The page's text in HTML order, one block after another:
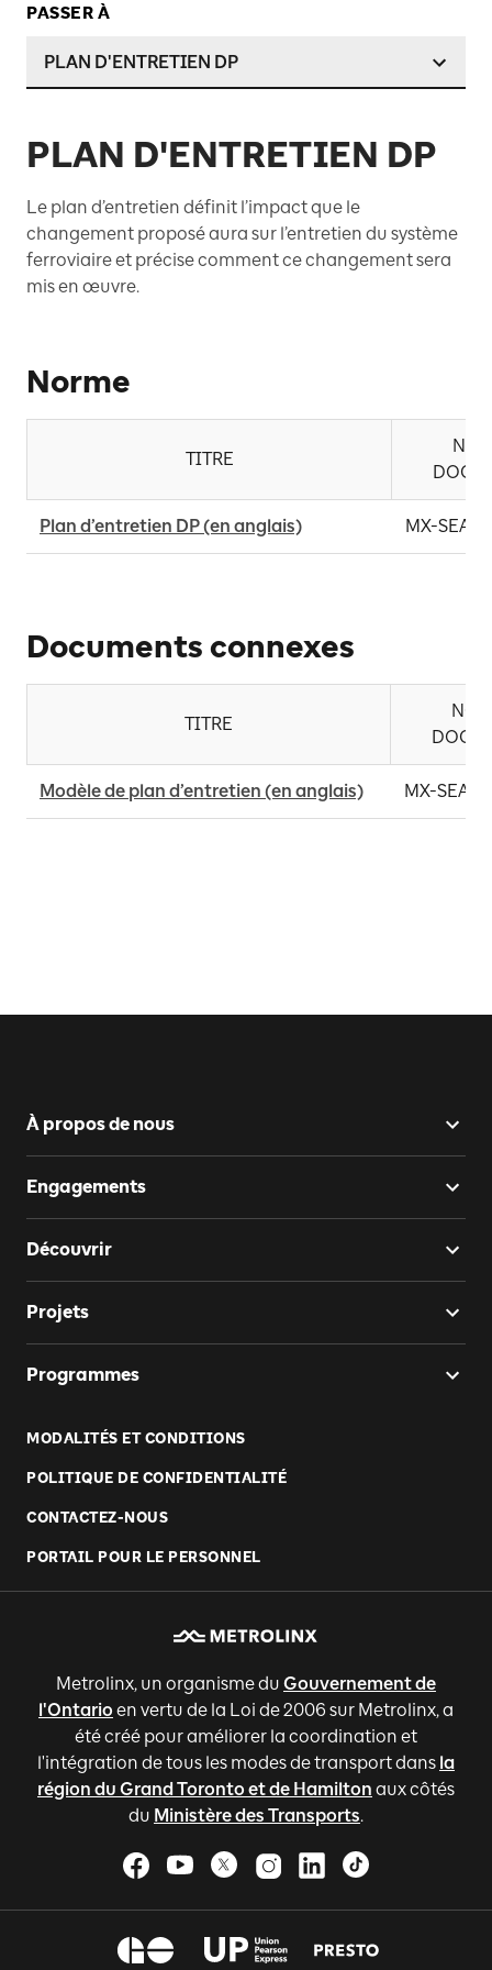
PASSER À
PLAN D'ENTRETIEN DP
PLAN D'ENTRETIEN DP
Le plan d’entretien définit l’impact que le
changement proposé aura sur l’entretien du système
ferroviaire et précise comment ce changement sera
mis en œuvre.
Norme
TITRE
NO.
Plan d’entretien DP (en anglais) MX-SEA-
Documents connexes
TITRE
NO.
Modèle de plan d’entretien (en anglais) MX-SEA-
À propos de nous
Engagements
Découvrir
Projets
Programmes
MODALITÉS ET CONDITIONS
POLITIQUE DE CONFIDENTIALITÉ
CONTACTEZ-NOUS
PORTAIL POUR LE PERSONNEL
Metrolinx, un organisme du Gouvernement de
l'Ontario en vertu de la Loi de 2006 sur Metrolinx, a
été créé pour améliorer la coordination et
l'intégration de tous les modes de transport dans la
région du Grand Toronto et de Hamilton aux côtés
du Ministère des Transports.